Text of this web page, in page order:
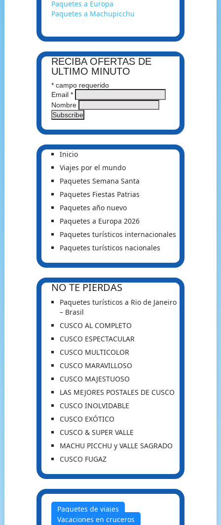
Paquetes a Europa
Paquetes a Machupicchu
RECIBA OFERTAS DE
ULTIMO MINUTO
*campo requerido
Email *
Nombre
Inicio
Viajes por el mundo
Paquetes Semana Santa
Paquetes Fiestas Patrias
Paquetes año nuevo
Paquetes a Europa 2026
Paquetes turísticos internacionales
Paquetes turísticos nacionales
NO TE PIERDAS
Paquetes turísticos a Rio de Janeiro
– Brasil
CUSCO AL COMPLETO
CUSCO ESPECTACULAR
CUSCO MULTICOLOR
CUSCO MARAVILLOSO
CUSCO MAJESTUOSO
LAS MEJORES POSTALES DE CUSCO
CUSCO INOLVIDABLE
CUSCO EXÓTICO
CUSCO & SUPER VALLE
MACHU PICCHU y VALLE SAGRADO
CUSCO FUGAZ
Paquetes de viajes
Vacaciones en cruceros